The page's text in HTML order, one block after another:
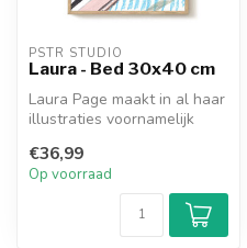
PSTR STUDIO
Laura - Bed 30x40 cm
Laura Page maakt in al haar
illustraties voornamelijk
en...
€36,99
Op voorraad